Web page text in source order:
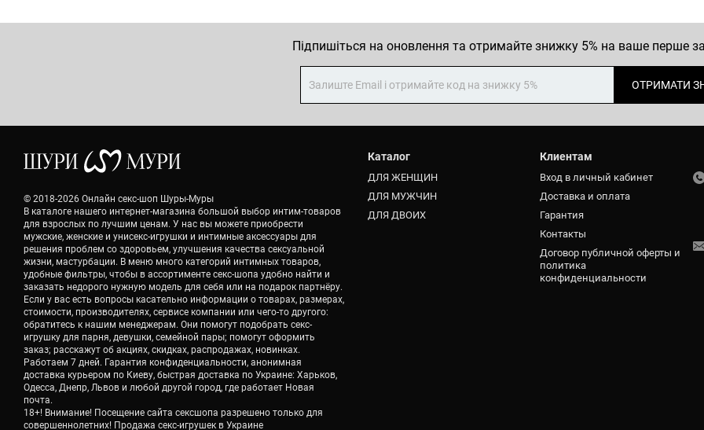
Підпишіться на оновлення та отримайте знижку 5% на ваше перше
ОТРИМАТИ
© 2018-2026 Онлайн секс-шоп Шуры-Муры
В каталоге нашего интернет-магазина большой выбор интим-товаров
для взрослых по лучшим ценам. У нас вы можете приобрести
мужские, женские и унисекс-игрушки и интимные аксессуары для
решения проблем со здоровьем, улучшения качества сексуальной
жизни, мастурбации. В меню много категорий интимных товаров,
удобные фильтры, чтобы в ассортименте секс-шопа удобно найти и
заказать недорого нужную модель для себя или на подарок партнёру.
Если у вас есть вопросы касательно информации о товарах, размерах,
стоимости, производителях, сервисе компании или чего-то другого:
обратитесь к нашим менеджерам. Они помогут подобрать секс-
игрушку для парня, девушки, семейной пары; помогут оформить
заказ; расскажут об акциях, скидках, распродажах, новинках.
Работаем 7 дней. Гарантия конфиденциальности, анонимная
доставка курьером по Киеву, быстрая доставка по Украине: Харьков,
Одесса, Днепр, Львов и любой другой город, где работает Новая
почта.
18+! Внимание! Посещение сайта сексшопа разрешено только для
совершеннолетних! Продажа секс-игрушек в Украине
Каталог
ДЛЯ ЖЕНЩИН
ДЛЯ МУЖЧИН
ДЛЯ ДВОИХ
Клиентам
Вход в личный кабинет
Доставка и оплата
Гарантия
Контакты
Договор публичной оферты и
политика
конфиденциальности